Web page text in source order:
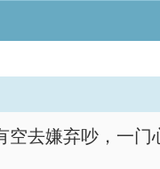
去嫌弃吵，一门